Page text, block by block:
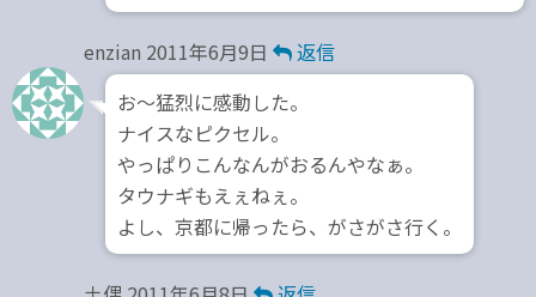
enzian 2011年6月9日
返信
お～猛烈に感動した。
ナイスなピクセル。
やっぱりこんなんがおるんやなぁ。
タウナギもえぇねぇ。
よし、京都に帰ったら、がさがさ行く。